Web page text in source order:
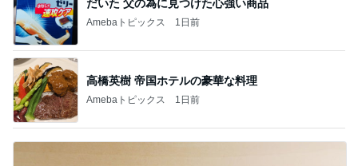
だいた 父の為に見つけた心強い商品
Amebaトピックス 1日前
高橋英樹 帝国ホテルの豪華な料理
Amebaトピックス 1日前